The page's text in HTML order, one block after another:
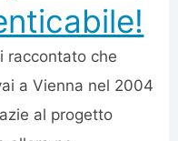
raccontato che
a Vienna nel 2004
al progetto